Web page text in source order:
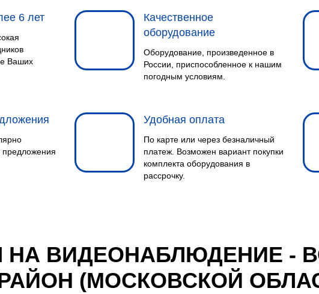
6 лет
Ваших
Качественное
оборудование
Оборудование, произведенное в
России, приспособленное к нашим
погодным условиям.
предложения
Удобная оплата
По карте или через безналичный
платеж. Возможен вариант покупки
комплекта оборудования в
рассрочку.
ВИДЕОНАБЛЮДЕНИЕ -
(МОСКОВСКОЙ